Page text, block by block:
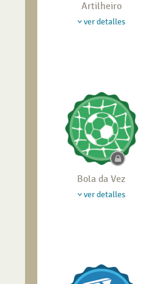
Artilheiro
ver detalles
Bola da Vez
ver detalles